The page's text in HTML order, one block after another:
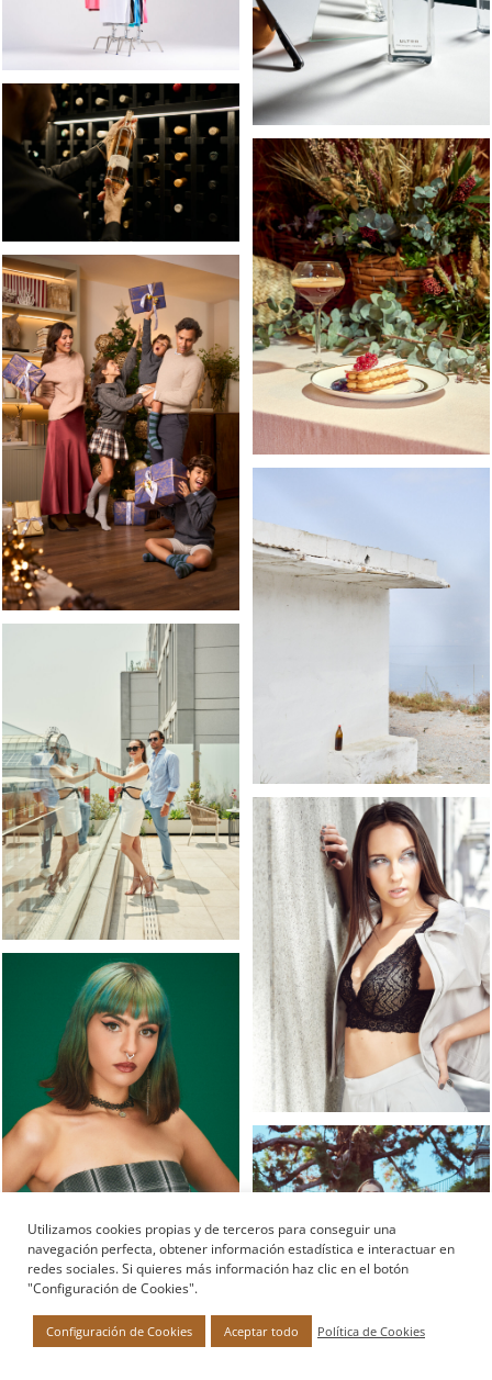
Utilizamos cookies propias y de terceros para conseguir una
navegación perfecta, obtener información estadística e interactuar en
redes sociales. Si quieres más información haz clic en el botón
"Configuración de Cookies".
Configuración de Cookies Aceptar todo Política de Cookies